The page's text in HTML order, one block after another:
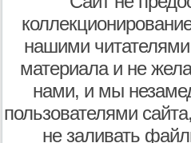
нашими
материала и не
нами, и мы
пользователями
не заливать